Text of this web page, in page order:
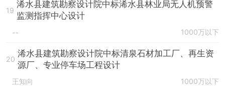
19
浠水县建筑勘察设计院中标浠水县林业局无人机预警
监测指挥中心设计
-- 1000万以下
20
浠水县建筑勘察设计院中标清泉石材加工厂、再生资
源厂、专业停车场工程设计
王知向 1000万以下